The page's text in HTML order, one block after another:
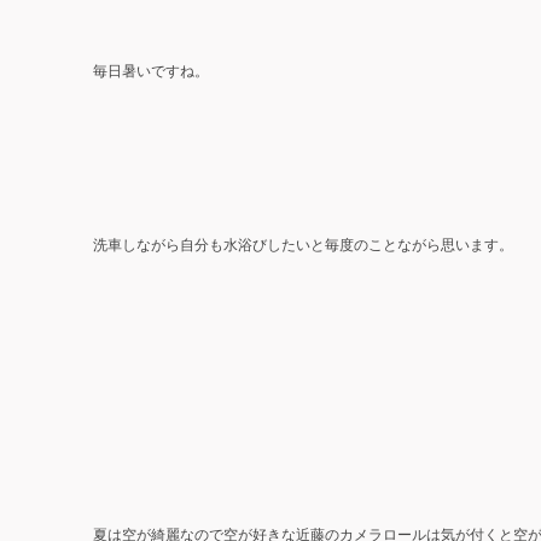
毎日暑いですね。
洗車しながら自分も水浴びしたいと毎度のことながら思います。
夏は空が綺麗なので空が好きな近藤のカメラロールは気が付くと空